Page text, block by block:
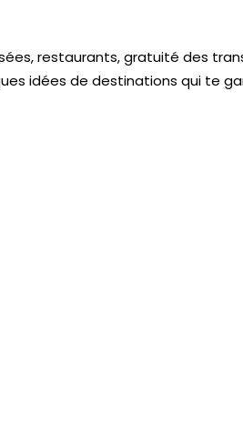
restaurants, gratuité des
idées de destinations qui te